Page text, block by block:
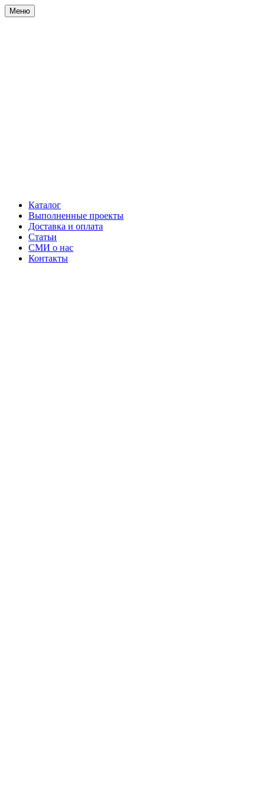
Меню
Каталог
Выполненные проекты
Доставка и оплата
Статьи
СМИ о нас
Контакты